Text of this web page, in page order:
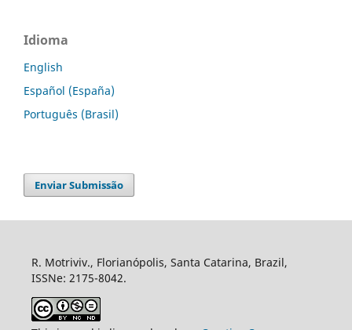
Idioma
English
Español (España)
Português (Brasil)
Enviar Submissão
R. Motriviv., Florianópolis, Santa Catarina, Brazil,
ISSNe: 2175-8042.